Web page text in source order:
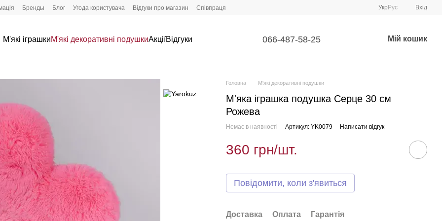
Бренды Блог Угода користувача Відгуки про магазин Співпраця Укр Рус Вхід
М'які іграшкиМ'які декоративні подушкиАкціїВідгуки 066-487-58-25 Мій кошик
Головна М'які декоративні подушки
М'яка іграшка подушка Серце 30 см
Рожева
Немає в наявності Артикул: YK0079 Написати відгук
360 грн/шт.
Повідомити, коли з'явиться
Доставка Оплата Гарантія